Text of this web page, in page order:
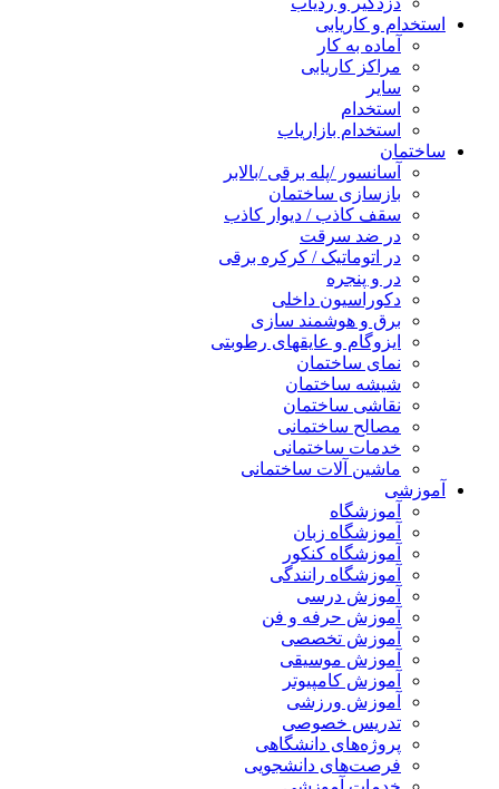
استخدام و کاریابی
آماده به کار
مراکز کاریابی
سایر
استخدام
استخدام بازاریاب
ساختمان
آسانسور /پله برقی /بالابر
بازسازی ساختمان
سقف کاذب / دیوار کاذب
در ضد سرقت
در اتوماتیک / کرکره برقی
در و پنجره
دکوراسیون داخلی
برق و هوشمند سازی
ایزوگام و عایقهای رطوبتی
نمای ساختمان
شیشه ساختمان
نقاشی ساختمان
مصالح ساختمانی
خدمات ساختمانی
ماشین آلات ساختمانی
آموزشی
آموزشگاه
آموزشگاه زبان
آموزشگاه کنکور
آموزشگاه رانندگی
آموزش درسی
آموزش حرفه و فن
آموزش تخصصی
آموزش موسیقی
آموزش کامپیوتر
آموزش ورزشی
تدریس خصوصی
پروژه‌های دانشگاهی
فرصت‌های دانشجویی